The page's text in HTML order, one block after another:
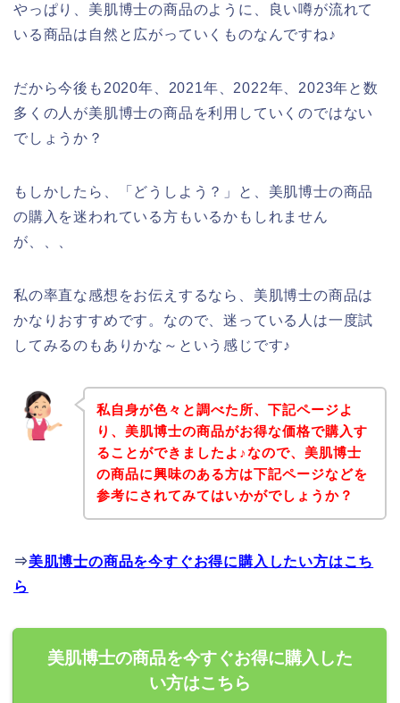
やっぱり、美肌博士の商品のように、良い噂が流れて
いる商品は自然と広がっていくものなんですね♪
だから今後も2020年、2021年、2022年、2023年と数
多くの人が美肌博士の商品を利用していくのではない
でしょうか？
もしかしたら、「どうしよう？」と、美肌博士の商品
の購入を迷われている方もいるかもしれません
が、、、
私の率直な感想をお伝えするなら、美肌博士の商品は
かなりおすすめです。なので、迷っている人は一度試
してみるのもありかな～という感じです♪
私自身が色々と調べた所、下記ページよ
り、美肌博士の商品がお得な価格で購入す
ることができましたよ♪なので、美肌博士
の商品に興味のある方は下記ページなどを
参考にされてみてはいかがでしょうか？
⇒美肌博士の商品を今すぐお得に購入したい方はこち
ら
美肌博士の商品を今すぐお得に購入した
い方はこちら